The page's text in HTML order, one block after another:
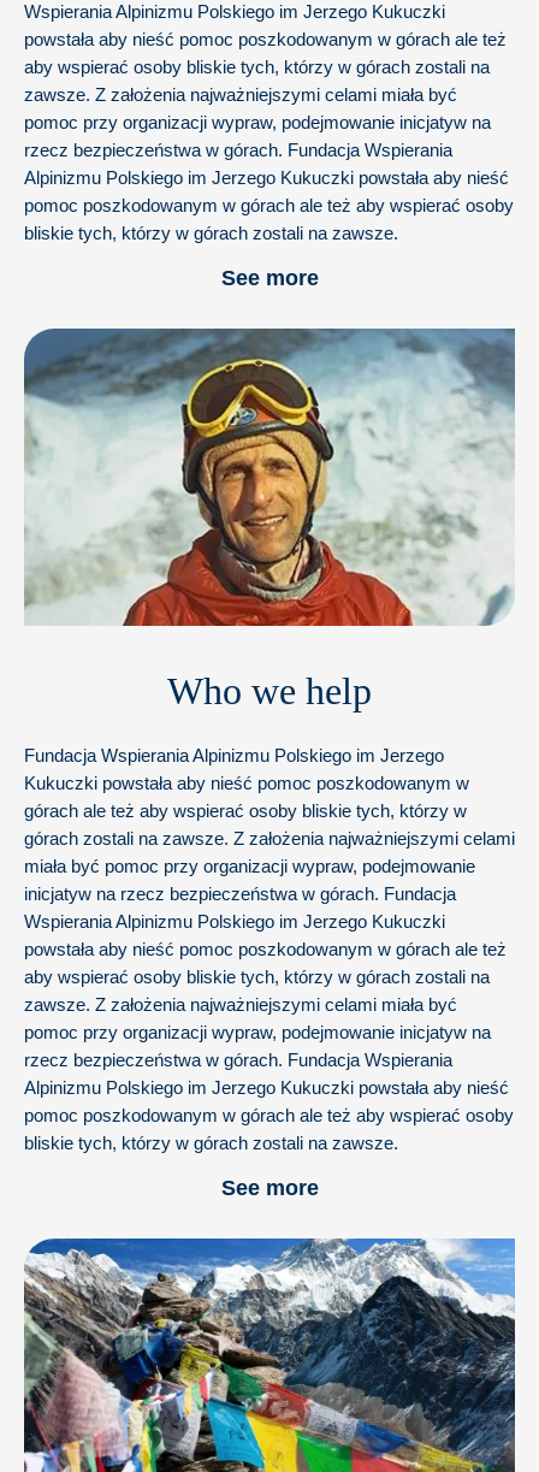
Wspierania Alpinizmu Polskiego im Jerzego Kukuczki
powstała aby nieść pomoc poszkodowanym w górach ale też
aby wspierać osoby bliskie tych, którzy w górach zostali na
zawsze. Z założenia najważniejszymi celami miała być
pomoc przy organizacji wypraw, podejmowanie inicjatyw na
rzecz bezpieczeństwa w górach. Fundacja Wspierania
Alpinizmu Polskiego im Jerzego Kukuczki powstała aby nieść
pomoc poszkodowanym w górach ale też aby wspierać osoby
bliskie tych, którzy w górach zostali na zawsze.
See more
Who we help
Fundacja Wspierania Alpinizmu Polskiego im Jerzego
Kukuczki powstała aby nieść pomoc poszkodowanym w
górach ale też aby wspierać osoby bliskie tych, którzy w
górach zostali na zawsze. Z założenia najważniejszymi celami
miała być pomoc przy organizacji wypraw, podejmowanie
inicjatyw na rzecz bezpieczeństwa w górach. Fundacja
Wspierania Alpinizmu Polskiego im Jerzego Kukuczki
powstała aby nieść pomoc poszkodowanym w górach ale też
aby wspierać osoby bliskie tych, którzy w górach zostali na
zawsze. Z założenia najważniejszymi celami miała być
pomoc przy organizacji wypraw, podejmowanie inicjatyw na
rzecz bezpieczeństwa w górach. Fundacja Wspierania
Alpinizmu Polskiego im Jerzego Kukuczki powstała aby nieść
pomoc poszkodowanym w górach ale też aby wspierać osoby
bliskie tych, którzy w górach zostali na zawsze.
See more